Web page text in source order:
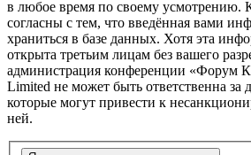
в любое время по своему усмотрению.
согласны с тем, что введённая вами
храниться в базе данных. Хотя эта
открыта третьим лицам без вашего
администрация конференции «Форум
Limited не может быть ответственна за
которые могут привести к
ней.